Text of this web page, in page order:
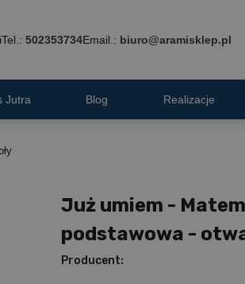
Tel.: 502353734Email.: biuro@aramisklep.pl
Jutra Blog Realizacje
Już umiem -
podstawowa -
Producent: